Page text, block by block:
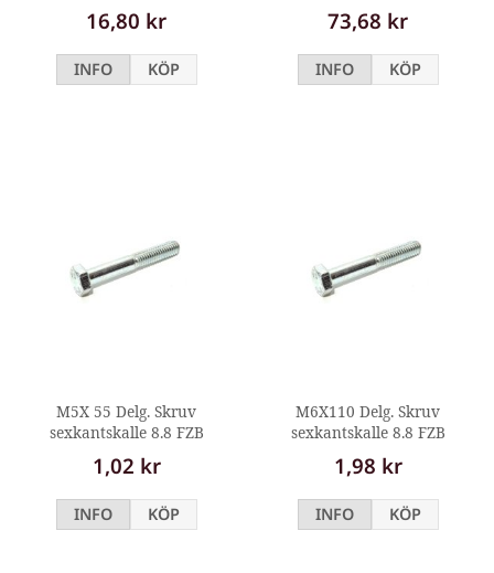
16,80 kr
INFO KÖP
73,68 kr
INFO KÖP
M5X 55 Delg. Skruv
sexkantskalle 8.8 FZB
1,02 kr
INFO KÖP
M6X110 Delg. Skruv
sexkantskalle 8.8 FZB
1,98 kr
INFO KÖP